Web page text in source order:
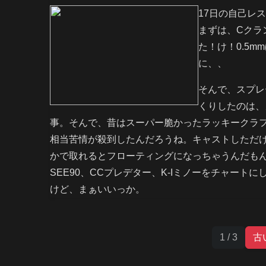
17日の自己レ
まずは、Cク
た！け！
に、、
そんで、スプ
くりしたのは
事。そんで、昔はスーパー脆かったラッキークラ
相当苦情が殺到したんだろうね。キャストしただ
かで取れるとフローティングになっちゃうんだも
SEE90、CCプレデター、K-Iミノーをチャートに
けど、まぁいいっか。
1 / 3 古